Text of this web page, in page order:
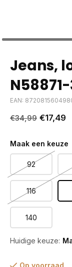
Jeans,
EAN:
€34,99 €17,49
Maak een keuze
92
116
140
Huidige keuze:
Op voorraad